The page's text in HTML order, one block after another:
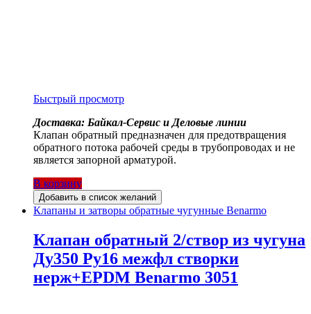
Быстрый просмотр
Доставка: Байкал-Сервис и Деловые линии
Клапан обратный предназначен для предотвращения
обратного потока рабочей среды в трубопроводах и не
является запорной арматурой.
В корзину
Добавить в список желаний
Клапаны и затворы обратные чугунные Benarmo
Клапан обратный 2/створ из чугуна
Ду350 Ру16 межфл створки
нерж+EPDM Benarmo 3051